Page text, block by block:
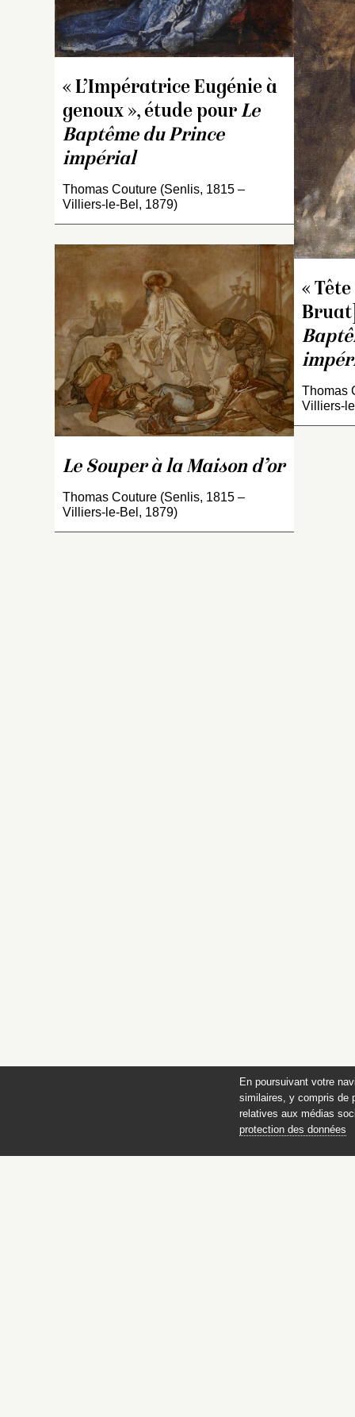
« L’Impératrice Eugénie à
genoux », étude pour Le
Baptême du Prince
impérial
Thomas Couture (Senlis, 1815 –
Villiers-le-Bel, 1879)
Le Souper à la Maison d’or
Thomas Couture (Senlis, 1815 –
Villiers-le-Bel, 1879)
«
Thomas
Villiers-
En poursuivant votre
similaires, y compris de
relatives aux médias
protection des données